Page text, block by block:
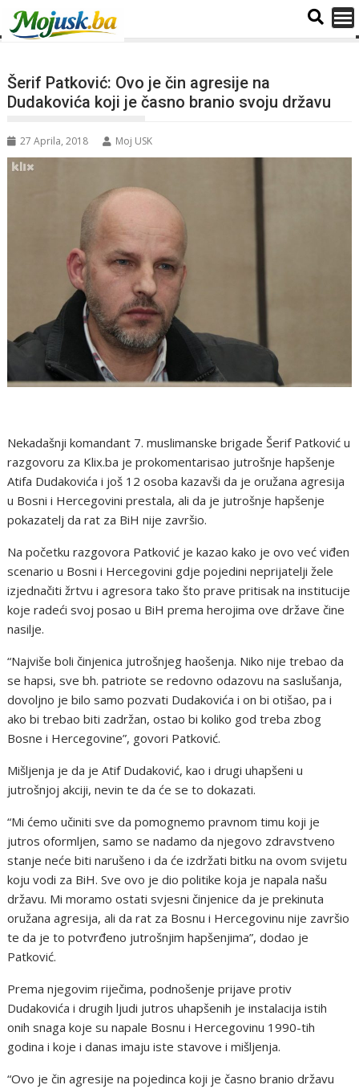
Šerif Patković: Ovo je čin agresije na
Dudakovića koji je časno branio svoju državu
27 Aprila, 2018 Moj USK
Nekadašnji komandant 7. muslimanske brigade Šerif Patković u
razgovoru za Klix.ba je prokomentarisao jutrošnje hapšenje
Atifa Dudakovića i još 12 osoba kazavši da je oružana agresija
u Bosni i Hercegovini prestala, ali da je jutrošnje hapšenje
pokazatelj da rat za BiH nije završio.
Na početku razgovora Patković je kazao kako je ovo već viđen
scenario u Bosni i Hercegovini gdje pojedini neprijatelji žele
izjednačiti žrtvu i agresora tako što prave pritisak na institucije
koje radeći svoj posao u BiH prema herojima ove države čine
nasilje.
“Najviše boli činjenica jutrošnjeg haošenja. Niko nije trebao da
se hapsi, sve bh. patriote se redovno odazovu na saslušanja,
dovoljno je bilo samo pozvati Dudakovića i on bi otišao, pa i
ako bi trebao biti zadržan, ostao bi koliko god treba zbog
Bosne i Hercegovine”, govori Patković.
Mišljenja je da je Atif Dudaković, kao i drugi uhapšeni u
jutrošnjoj akciji, nevin te da će se to dokazati.
“Mi ćemo učiniti sve da pomognemo pravnom timu koji je
jutros oformljen, samo se nadamo da njegovo zdravstveno
stanje neće biti narušeno i da će izdržati bitku na ovom svijetu
koju vodi za BiH. Sve ovo je dio politike koja je napala našu
državu. Mi moramo ostati svjesni činjenice da je prekinuta
oružana agresija, ali da rat za Bosnu i Hercegovinu nije završio
te da je to potvrđeno jutrošnjim hapšenjima”, dodao je
Patković.
Prema njegovim riječima, podnošenje prijave protiv
Dudakovića i drugih ljudi jutros uhapšenih je instalacija istih
onih snaga koje su napale Bosnu i Hercegovinu 1990-tih
godina i koje i danas imaju iste stavove i mišljenja.
“Ovo je čin agresije na pojedinca koji je časno branio državu